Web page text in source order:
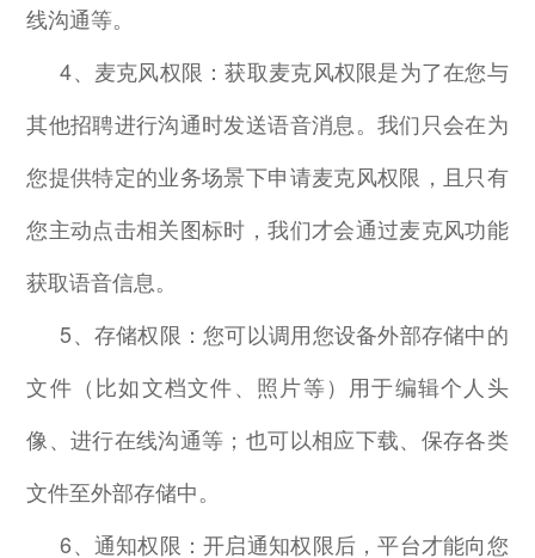
线沟通等。
4、麦克风权限：获取麦克风权限是为了在您与
其他招聘进行沟通时发送语音消息。我们只会在为
您提供特定的业务场景下申请麦克风权限，且只有
您主动点击相关图标时，我们才会通过麦克风功能
获取语音信息。
5、存储权限：您可以调用您设备外部存储中的
文件（比如文档文件、照片等）用于编辑个人头
像、进行在线沟通等；也可以相应下载、保存各类
文件至外部存储中。
6、通知权限：开启通知权限后，平台才能向您